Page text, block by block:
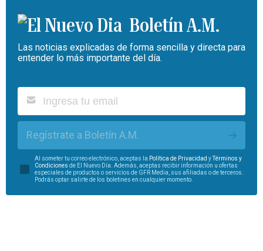
Boletín A.M.
Las noticias explicadas de forma sencilla y directa para
entender lo más importante del día.
Regístrate a Boletín A.M.
Al someter tu correo electrónico, aceptas la Política de Privacidad yTérminos y
Condiciones de El Nuevo Día. Además, aceptas recibir información u ofertas
especiales de productos o servicios de GFR Media, sus afiliadas o de terceros.
Podrás optar salirte de los boletines en cualquier momento.